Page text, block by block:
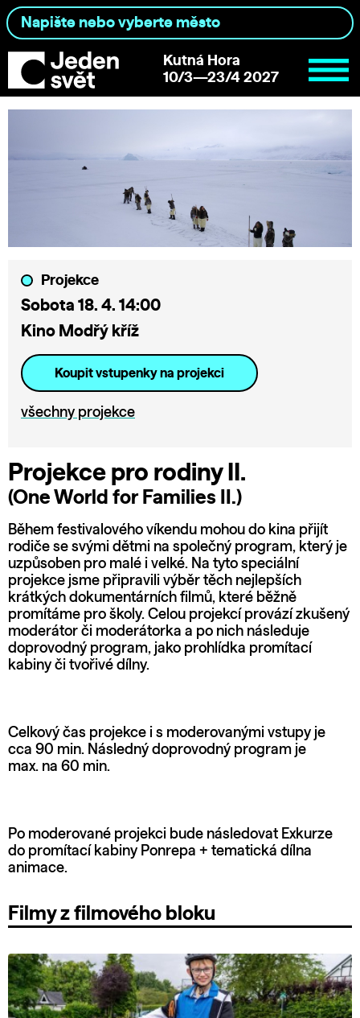
Kutná Hora
10/3—23/4 2027
Projekce
Sobota 18. 4. 14:00
Kino Modřý kříž
Koupit vstupenky na projekci
všechny projekce
Projekce pro rodiny II.
(One World for Families II.)
Během festivalového víkendu mohou do kina přijít
rodiče se svými dětmi na společný program, který je
uzpůsoben pro malé i velké. Na tyto speciální
projekce jsme připravili výběr těch nejlepších
krátkých dokumentárních filmů, které běžně
promítáme pro školy. Celou projekcí provází zkušený
moderátor či moderátorka a po nich následuje
doprovodný program, jako prohlídka promítací
kabiny či tvořivé dílny.
Celkový čas projekce i s moderovanými vstupy je
cca 90 min. Následný doprovodný program je
max. na 60 min.
Po moderované projekci bude následovat Exkurze
do promítací kabiny Ponrepa + tematická dílna
animace.
Filmy z filmového bloku